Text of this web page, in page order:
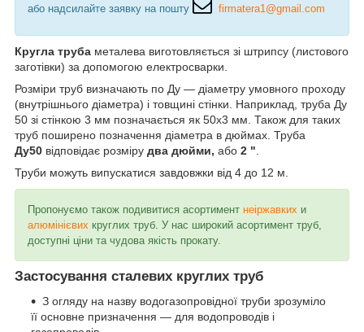
або надсилайте заявку на пошту firmatera1@gmail.com
Кругла труба металева виготовляється зі штрипсу (листового
заготівки) за допомогою електросварки.
Розміри труб визначають по Ду — діаметру умовного проходу
(внутрішнього діаметра) і товщині стінки. Наприклад, труба Ду
50 зі стінкою 3 мм позначається як 50х3 мм. Також для таких
труб поширено позначення діаметра в дюймах. Труба
Ду50 відповідає розміру два дюйми, або 2 "
Труби можуть випускатися завдовжки від 4 до 12 м.
Пропонуємо також подивитися асортимент неіржавких и
алюмінієвих круглих труб. У нас широкий асортимент труб,
доступні ціни та чудова якість прокату.
Застосування сталевих круглих труб
З огляду на назву водогазопровідної труби зрозуміло
її основне призначення — для водопроводів і